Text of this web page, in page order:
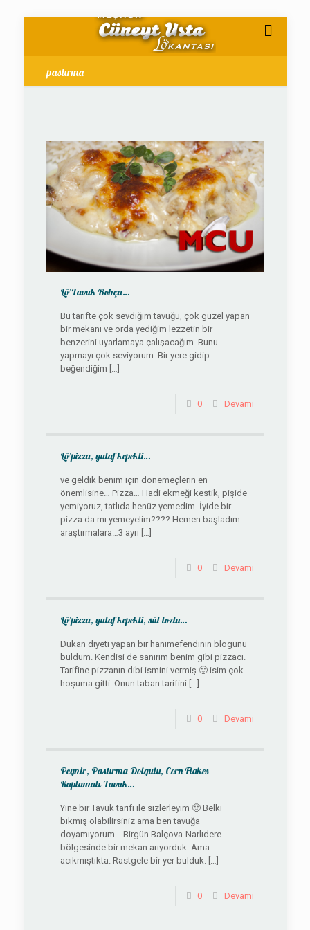
pastırma
Lö’Tavuk Bohça…
Bu tarifte çok sevdiğim tavuğu, çok güzel yapan
bir mekanı ve orda yediğim lezzetin bir
benzerini uyarlamaya çalışacağım. Bunu
yapmayı çok seviyorum. Bir yere gidip
beğendiğim […]
0 Devamı
Lö’pizza, yulaf kepekli…
ve geldik benim için dönemeçlerin en
önemlisine… Pizza… Hadi ekmeği kestik, pişide
yemiyoruz, tatlıda henüz yemedim. İyide bir
pizza da mı yemeyelim???? Hemen başladım
araştırmalara…3 ayrı […]
0 Devamı
Lö’pizza, yulaf kepekli, süt tozlu…
Dukan diyeti yapan bir hanımefendinin blogunu
buldum. Kendisi de sanırım benim gibi pizzacı.
Tarifine pizzanın dibi ismini vermiş 🙂 isim çok
hoşuma gitti. Onun taban tarifini […]
0 Devamı
Peynir, Pastırma Dolgulu, Corn Flakes
Kaplamalı Tavuk…
Yine bir Tavuk tarifi ile sizlerleyim 🙂 Belki
bıkmış olabilirsiniz ama ben tavuğa
doyamıyorum… Birgün Balçova-Narlıdere
bölgesinde bir mekan arıyorduk. Ama
acıkmıştıkta. Rastgele bir yer bulduk.[…]
0 Devamı